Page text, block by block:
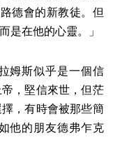
德會的新教徒。但
是在他的心靈。」
斯似乎是一個信
，堅信來世，但茫
，有時會被那些簡
他的朋友德弗乍克